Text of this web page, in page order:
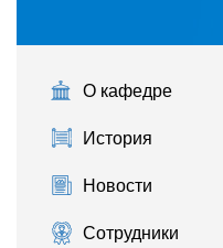
О кафедре
История
Новости
Сотрудники